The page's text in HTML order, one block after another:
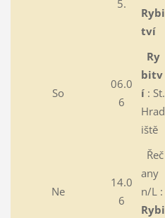
5.
Rybi
tví
So
06.0
6
Ry
bitv
í: St.
Hrad
iště
Ne
14.0
6
Řeč
any
n/L :
Rybi